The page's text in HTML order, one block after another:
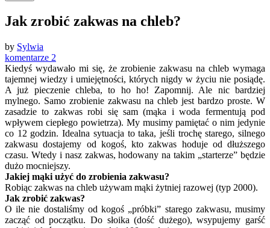
Jak zrobić zakwas na chleb?
by Sylwia
komentarze 2
Kiedyś wydawało mi się, że zrobienie zakwasu na chleb wymaga
tajemnej wiedzy i umiejętności, których nigdy w życiu nie posiądę.
A już pieczenie chleba, to ho ho! Zapomnij. Ale nic bardziej
mylnego. Samo zrobienie zakwasu na chleb jest bardzo proste. W
zasadzie to zakwas robi się sam (mąka i woda fermentują pod
wpływem ciepłego powietrza). My musimy pamiętać o nim jedynie
co 12 godzin. Idealna sytuacja to taka, jeśli trochę starego, silnego
zakwasu dostajemy od kogoś, kto zakwas hoduje od dłuższego
czasu. Wtedy i nasz zakwas, hodowany na takim „starterze” będzie
dużo mocniejszy.
Jakiej mąki użyć do zrobienia zakwasu?
Robiąc zakwas na chleb używam mąki żytniej razowej (typ 2000).
Jak zrobić zakwas?
O ile nie dostaliśmy od kogoś „próbki” starego zakwasu, musimy
zacząć od początku. Do słoika (dość dużego), wsypujemy garść